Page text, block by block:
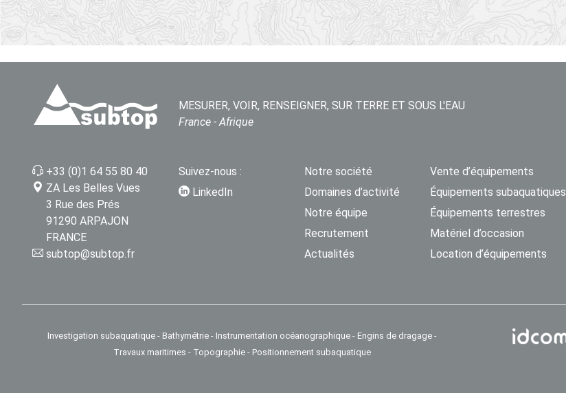
MESURER, VOIR, RENSEIGNER, SUR TERRE ET SOUS L'EAU
France - Afrique
+33 (0)1 64 55 80 40
ZA Les Belles Vues
3 Rue des Prés
91290 ARPAJON
FRANCE
subtop@subtop.fr
Suivez-nous :
LinkedIn
Notre société
Domaines d’activité
Notre équipe
Recrutement
Actualités
Vente d’équipements
Équipements subaquatiques
Équipements terrestres
Matériel d’occasion
Location d’équipements
Investigation subaquatique - Bathymétrie - Instrumentation océanographique - Engins de dragage -
Travaux maritimes - Topographie - Positionnement subaquatique